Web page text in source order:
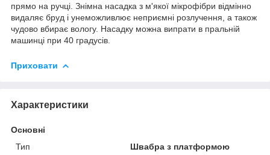
прямо на ручці. Знімна насадка з м'якої мікрофібри відмінно
видаляє бруд і унеможливлює неприємні розлучення, а також
чудово вбирає вологу. Насадку можна випрати в пральній
машинці при 40 градусів.
Приховати
Характеристики
Основні
Тип
Швабра з платформою